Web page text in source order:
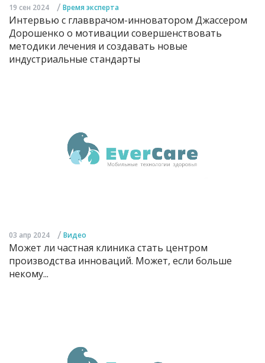
19 сен 2024 / Время эксперта
Интервью с главврачом-инноватором Джассером
Дорошенко о мотивации совершенствовать
методики лечения и создавать новые
индустриальные стандарты
03 апр 2024 / Видео
Может ли частная клиника стать центром
производства инноваций. Может, если больше
некому...